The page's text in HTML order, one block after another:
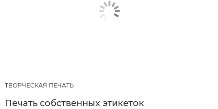
ТВОРЧЕСКАЯ ПЕЧАТЬ
Печать собственных этикеток